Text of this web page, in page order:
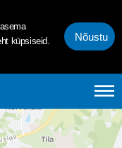
küpsiseid.
Nõustu